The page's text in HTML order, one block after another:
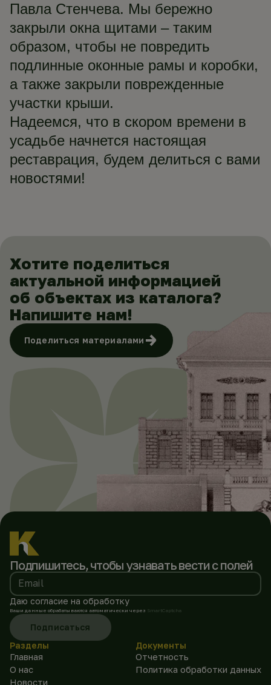
Павла Стенчева. Мы бережно
закрыли окна щитами – таким
образом, чтобы не повредить
подлинные оконные рамы и коробки,
а также закрыли поврежденные
участки крыши.
Надеемся, что в скором времени в
усадьбе начнется настоящая
реставрация, будем делиться с вами
новостями!
Хотите поделиться
актуальной информацией
об объектах из каталога?
Напишите нам!
Поделиться материалами
Подпишитесь, чтобы узнавать вести с полей
Email
Даю согласие на обработку
Ваши данные обрабатываются автоматически через SmartCaptcha
Подписаться
Разделы
Главная
О нас
Новости
Документы
Отчетность
Политика обработки данных